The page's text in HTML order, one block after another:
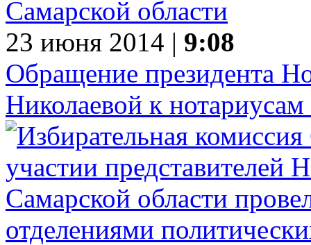
23 июня 2014 | 9:08
Обращение президента
Николаевой к